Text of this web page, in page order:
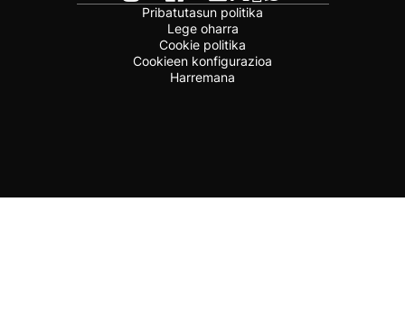
Pribatutasun politika
Lege oharra
Cookie politika
Cookieen konfigurazioa
Harremana